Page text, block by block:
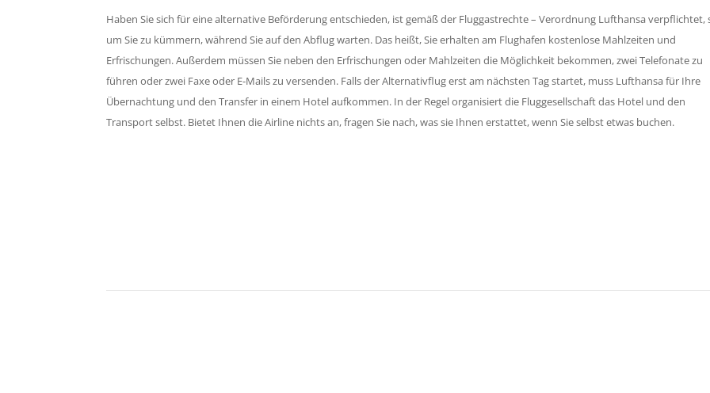
Haben Sie sich für eine alternative Beförderung entschieden, ist gemäß der Fluggastrechte – Verordnung Lufthansa verpflichtet,
um Sie zu kümmern, während Sie auf den Abflug warten. Das heißt, Sie erhalten am Flughafen kostenlose Mahlzeiten und
Erfrischungen. Außerdem müssen Sie neben den Erfrischungen oder Mahlzeiten die Möglichkeit bekommen, zwei Telefonate zu
führen oder zwei Faxe oder E-Mails zu versenden. Falls der Alternativflug erst am nächsten Tag startet, muss Lufthansa für Ihre
Übernachtung und den Transfer in einem Hotel aufkommen. In der Regel organisiert die Fluggesellschaft das Hotel und den
Transport selbst. Bietet Ihnen die Airline nichts an, fragen Sie nach, was sie Ihnen erstattet, wenn Sie selbst etwas buchen.